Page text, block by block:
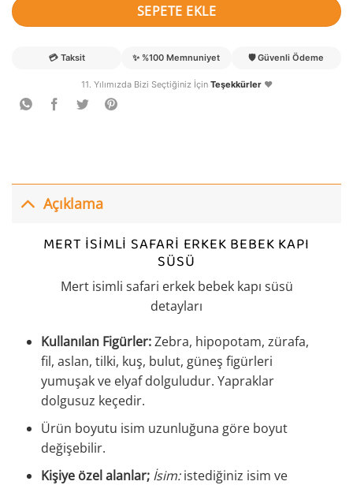
SEPETE EKLE
💳 Taksit ✨ %100 Memnuniyet 🛡️ Güvenli Ödeme
11. Yılımızda Bizi Seçtiğiniz İçin Teşekkürler❤️
Açıklama
MERT ISIMLI SAFARI ERKEK BEBEK KAPI
SÜSÜ
Mert isimli safari erkek bebek kapı süsü
detayları
Kullanılan Figürler:Zebra, hipopotam, zürafa,
fil, aslan, tilki, kuş, bulut, güneş figürleri
yumuşak ve elyaf dolguludur. Yapraklar
dolgusuz keçedir.
Ürün boyutu isim uzunluğuna göre boyut
değişebilir.
Kişiye özel alanlar; İsim:istediğiniz isim ve